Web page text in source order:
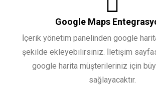
Google Maps
İçerik yönetim panelinden google
şekilde ekleyebilirsiniz. İletişim
google harita müşterileriniz için
sağlayacaktır.